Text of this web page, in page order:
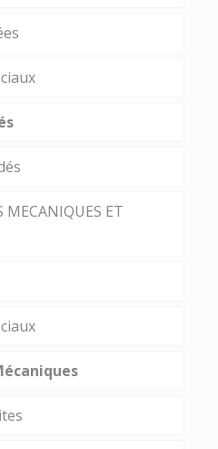
MECANIQUES ET